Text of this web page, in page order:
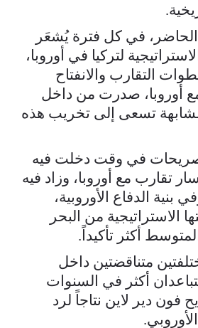
في كل فترة يُشعَر
لتركيا في أوروبا،
التقارب والانفتاح
أوروبا، صدرت من داخل
تسعى إلى تخريب هذه
في وقت دخلت فيه
تقارب مع أوروبا، وزاد فيه
بنية الدفاع الأوروبية،
الاستراتيجية من البحر
أكثر تأكيداً.
متناقضتين داخل
تتباعدان أكثر في السنوات
فون دير لاين نتاجاً لرد